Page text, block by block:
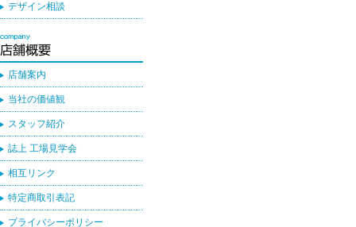
デザイン相談
店舗案内
当社の価値観
スタッフ紹介
誌上 工場見学会
相互リンク
特定商取引表記
プライバシーポリシー